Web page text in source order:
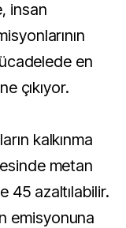
insan
en
çıkıyor.
kalkınma
metan
45 azaltılabilir.
emisyonuna